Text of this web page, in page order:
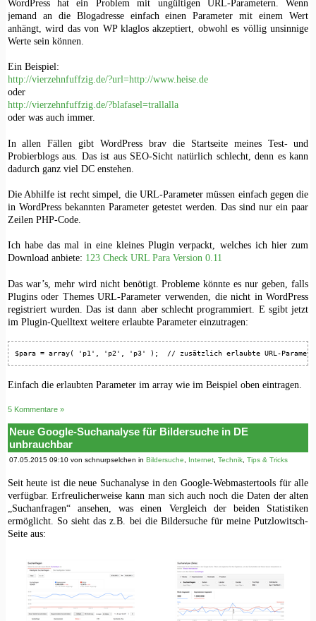
WordPress hat ein Problem mit ungültigen URL-Parametern. Wenn
jemand an die Blogadresse einfach einen Parameter mit einem Wert
anhängt, wird das von WP klaglos akzeptiert, obwohl es völlig unsinnige
Werte sein können.
Ein Beispiel:
http://vierzehnfuffzig.de/?url=http://www.heise.de
oder
http://vierzehnfuffzig.de/?blafasel=trallalla
oder was auch immer.
In allen Fällen gibt WordPress brav die Startseite meines Test- und
Probierblogs aus. Das ist aus SEO-Sicht natürlich schlecht, denn es kann
dadurch ganz viel DC enstehen.
Die Abhilfe ist recht simpel, die URL-Parameter müssen einfach gegen die
in WordPress bekannten Parameter getestet werden. Das sind nur ein paar
Zeilen PHP-Code.
Ich habe das mal in eine kleines Plugin verpackt, welches ich hier zum
Download anbiete: 123 Check URL Para Version 0.11
Das war’s, mehr wird nicht benötigt. Probleme könnte es nur geben, falls
Plugins oder Themes URL-Parameter verwenden, die nicht in WordPress
registriert wurden. Das ist dann aber schlecht programmiert. E sgibt jetzt
im Plugin-Quelltext weitere erlaubte Parameter einzutragen:
$para = array( 'p1', 'p2', 'p3' );  // zusätzlich erlaubte URL-
Einfach die erlaubten Parameter im array wie im Beispiel oben eintragen.
5 Kommentare »
Neue Google-Suchanalyse für Bildersuche in DE
unbrauchbar
07.05.2015 09:10 von schnurpselchen in Bildersuche Internet, Technik, Tips & Tricks
Seit heute ist die neue Suchanalyse in den Google-Webmastertools für alle
verfügbar. Erfreulicherweise kann man sich auch noch die Daten der alten
„Suchanfragen“ ansehen, was einen Vergleich der beiden Statistiken
ermöglicht. So sieht das z.B. bei die Bildersuche für meine Putzlowitsch-
Seite aus: